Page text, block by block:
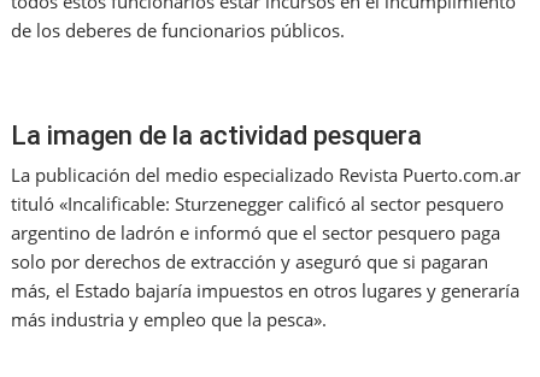
de los deberes de funcionarios públicos.
La imagen de la actividad pesquera
La publicación del medio especializado Revista Puerto.com.ar
tituló «Incalificable: Sturzenegger calificó al sector pesquero
argentino de ladrón e informó que el sector pesquero paga
solo por derechos de extracción y aseguró que si pagaran
más, el Estado bajaría impuestos en otros lugares y generaría
más industria y empleo que la pesca».